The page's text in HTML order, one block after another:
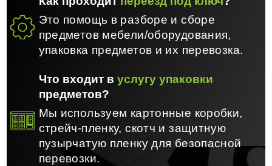
Это помощь в разборе и сборе
предметов мебели/оборудования,
упаковка предметов и их перевозка.
Что входит в услугу упаковки
предметов?
Мы используем картонные коробки,
стрейч-пленку, скотч и защитную
пузырчатую пленку для безопасной
перевозки.